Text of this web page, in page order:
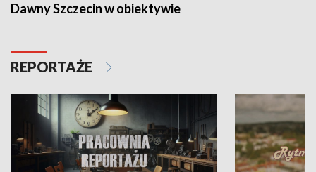
Dawny Szczecin w obiektywie
REPORTAŻE